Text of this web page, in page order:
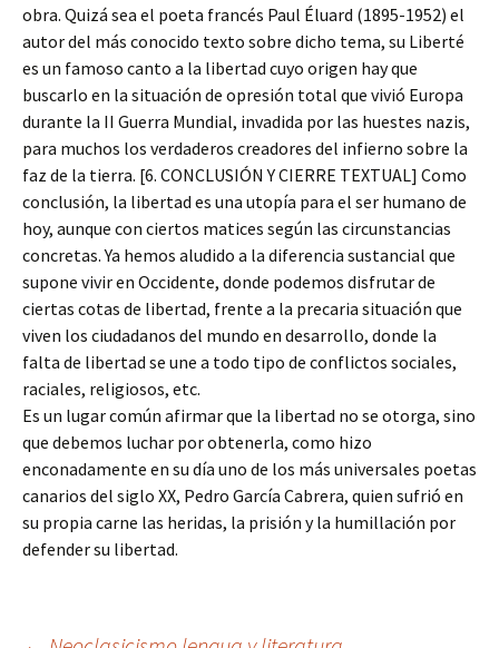
obra. Quizá sea el poeta francés Paul Éluard (1895-1952) el
autor del más conocido texto sobre dicho tema, su Liberté
es un famoso canto a la libertad cuyo origen hay que
buscarlo en la situación de opresión total que vivió Europa
durante la II Guerra Mundial, invadida por las huestes nazis,
para muchos los verdaderos creadores del infierno sobre la
faz de la tierra. [6. CONCLUSIÓN Y CIERRE TEXTUAL] Como
conclusión, la libertad es una utopía para el ser humano de
hoy, aunque con ciertos matices según las circunstancias
concretas. Ya hemos aludido a la diferencia sustancial que
supone vivir en Occidente, donde podemos disfrutar de
ciertas cotas de libertad, frente a la precaria situación que
viven los ciudadanos del mundo en desarrollo, donde la
falta de libertad se une a todo tipo de conflictos sociales,
raciales, religiosos, etc.
Es un lugar común afirmar que la libertad no se otorga, sino
que debemos luchar por obtenerla, como hizo
enconadamente en su día uno de los más universales poetas
canarios del siglo XX, Pedro García Cabrera, quien sufrió en
su propia carne las heridas, la prisión y la humillación por
defender su libertad.